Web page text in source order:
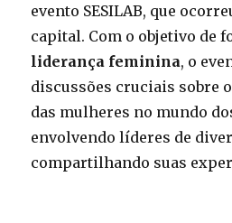
evento SESILAB, que
capital. Com o objetivo de
liderança feminina, o
discussões cruciais sobre
das mulheres no mundo
envolvendo líderes de
compartilhando suas